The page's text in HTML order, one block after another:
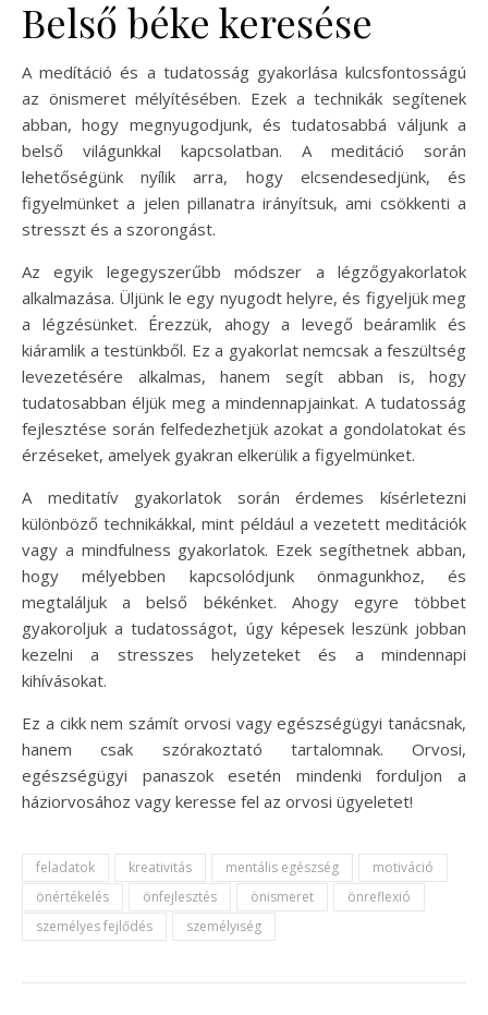
Belső béke keresése
A medítáció és a tudatosság gyakorlása kulcsfontosságú
az önismeret mélyítésében. Ezek a technikák segítenek
abban, hogy megnyugodjunk, és tudatosabbá váljunk a
belső világunkkal kapcsolatban. A meditáció során
lehetőségünk nyílik arra, hogy elcsendesedjünk, és
figyelmünket a jelen pillanatra irányítsuk, ami csökkenti a
stresszt és a szorongást.
Az egyik legegyszerűbb módszer a légzőgyakorlatok
alkalmazása. Üljünk le egy nyugodt helyre, és figyeljük meg
a légzésünket. Érezzük, ahogy a levegő beáramlik és
kiáramlik a testünkből. Ez a gyakorlat nemcsak a feszültség
levezetésére alkalmas, hanem segít abban is, hogy
tudatosabban éljük meg a mindennapjainkat. A tudatosság
fejlesztése során felfedezhetjük azokat a gondolatokat és
érzéseket, amelyek gyakran elkerülik a figyelmünket.
A meditatív gyakorlatok során érdemes kísérletezni
különböző technikákkal, mint például a vezetett meditációk
vagy a mindfulness gyakorlatok. Ezek segíthetnek abban,
hogy mélyebben kapcsolódjunk önmagunkhoz, és
megtaláljuk a belső békénket. Ahogy egyre többet
gyakoroljuk a tudatosságot, úgy képesek leszünk jobban
kezelni a stresszes helyzeteket és a mindennapi
kihívásokat.
Ez a cikk nem számít orvosi vagy egészségügyi tanácsnak,
hanem csak szórakoztató tartalomnak. Orvosi,
egészségügyi panaszok esetén mindenki forduljon a
háziorvosához vagy keresse fel az orvosi ügyeletet!
feladatok kreativitás mentális egészség
motiváció
önértékelés
önfejlesztés önismeret
önreflexió
személyes fejlődés
személyiség